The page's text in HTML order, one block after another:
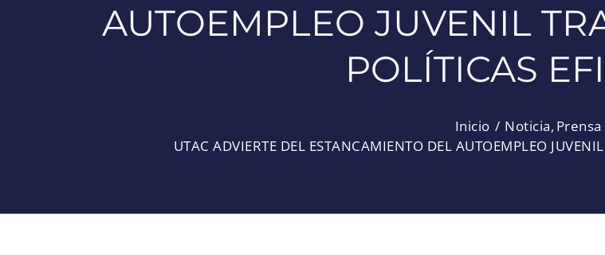
AUTOEMPLEO JUVENIL
POLÍTICAS
Inicio Noticia Prensa
UTAC ADVIERTE DEL ESTANCAMIENTO DEL AUTOEMPLEO